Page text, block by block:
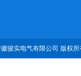
骏实电气有限公司 版权